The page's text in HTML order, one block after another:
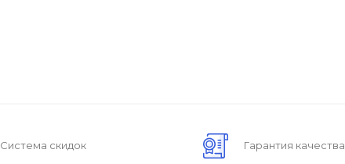
Система скидок Гарантия качества